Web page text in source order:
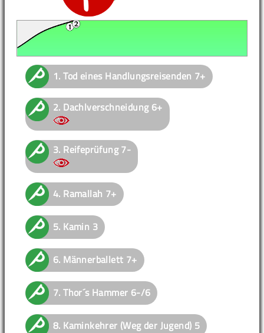
1.Tod eines Handlungsreisenden 7+
2. Dachlverschneidung6+
3. Reifeprüfung7-
4. Ramallah 7+
5. Kamin 3
6. Männerballett 7+
7.Thor´s Hammer 6-/6
8. Kaminkehrer (Weg der Jugend) 5